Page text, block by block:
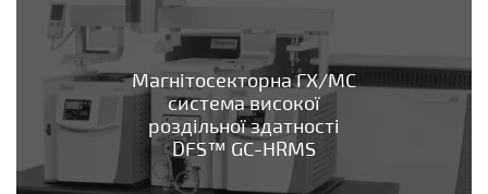
Магнітосекторна ГХ/МС
система високої
роздільної здатності
DFS™ GC-HRMS